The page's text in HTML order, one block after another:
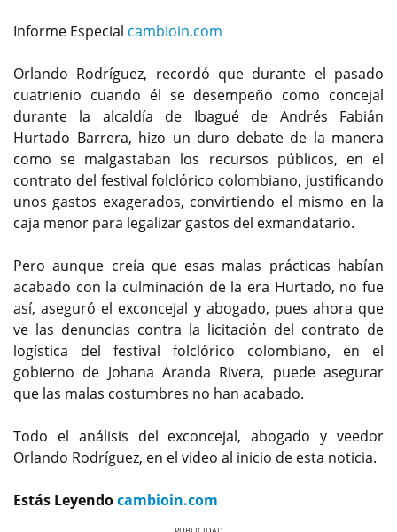
Informe Especial cambioin.com
Orlando Rodríguez, recordó que durante el pasado
cuatrienio cuando él se desempeño como concejal
durante la alcaldía de Ibagué de Andrés Fabián
Hurtado Barrera, hizo un duro debate de la manera
como se malgastaban los recursos públicos, en el
contrato del festival folclórico colombiano, justificando
unos gastos exagerados, convirtiendo el mismo en la
caja menor para legalizar gastos del exmandatario.
Pero aunque creía que esas malas prácticas habían
acabado con la culminación de la era Hurtado, no fue
así, aseguró el exconcejal y abogado, pues ahora que
ve las denuncias contra la licitación del contrato de
logística del festival folclórico colombiano, en el
gobierno de Johana Aranda Rivera, puede asegurar
que las malas costumbres no han acabado.
Todo el análisis del exconcejal, abogado y veedor
Orlando Rodríguez, en el video al inicio de esta noticia.
Estás Leyendocambioin.com